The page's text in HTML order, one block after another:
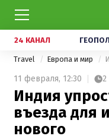
24 КАНАЛ
Travel Европа и мир
11 февраля, 12:30 2
Индия
въезда для
нового